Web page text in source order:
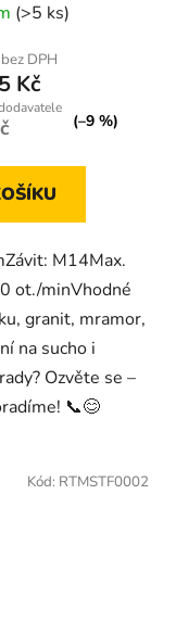
(>5 ks)
DPH
Kč
(–9 %)
M14Max.
ot./minVhodné
granit, mramor,
na sucho i
Ozvěte se –
📞😊
Kód: RTMSTF0002